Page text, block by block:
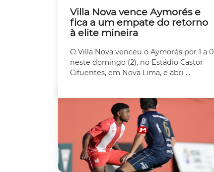
Villa Nova vence Aymorés e
fica a um empate do retorno
à elite mineira
O Villa Nova venceu o Aymorés por 1 a 0
neste domingo (2), no Estádio Castor
Cifuentes, em Nova Lima, e abri ...